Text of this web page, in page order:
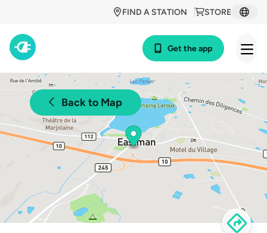
STORE
FIND A STATION
Get the app
Back to Map